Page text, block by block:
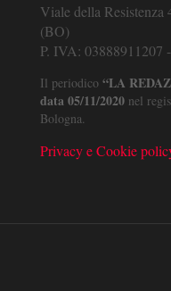
Viale della
(BO)
P. IVA:
Il periodico “LA
data 05/11/2020 nel
Bologna.
Privacy e Cookie